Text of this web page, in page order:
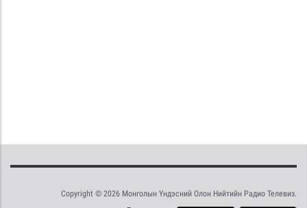
Copyright © 2026 Монголын Үндэсний Олон Нийтийн Радио Телевиз.